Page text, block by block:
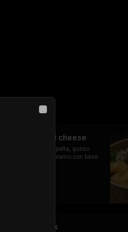
#63 gohan ebi cheese
Camarón tempura, palta, queso
crema, cebollín, sésamo con base
#66 gohan mix